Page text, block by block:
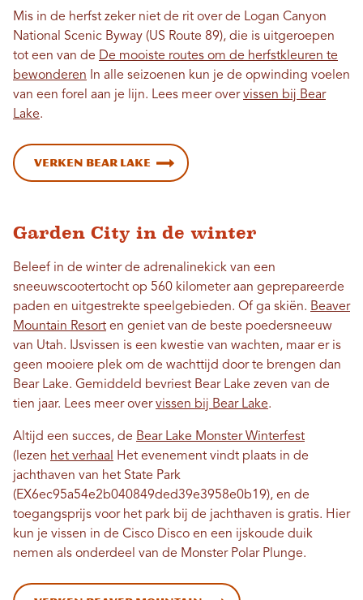
Mis in de herfst zeker niet de rit over de Logan Canyon
National Scenic Byway (US Route 89), die is uitgeroepen
tot een van de De mooiste routes om de herfstkleuren te
bewonderen In alle seizoenen kun je de opwinding voelen
van een forel aan je lijn. Lees meer overvissen bij Bear
Lake.
Verken Bear Lake
Garden City in de winter
Beleef in de winter de adrenalinekick van een
sneeuwscootertocht op 560 kilometer aan geprepareerde
paden en uitgestrekte speelgebieden. Of ga skiën. Beaver
Mountain Resort en geniet van de beste poedersneeuw
van Utah. IJsvissen is een kwestie van wachten, maar er is
geen mooiere plek om de wachttijd door te brengen dan
Bear Lake. Gemiddeld bevriest Bear Lake zeven van de
tien jaar. Lees meer overvissen bij Bear Lake.
Altijd een succes, de Bear Lake Monster Winterfest
(lezen het verhaal
Het evenement vindt plaats in de
jachthaven van het State Park
(EX6ec95a54e2b040849ded39e3958e0b19), en de
toegangsprijs voor het park bij de jachthaven is gratis. Hier
kun je vissen in de Cisco Disco en een ijskoude duik
nemen als onderdeel van de Monster Polar Plunge.